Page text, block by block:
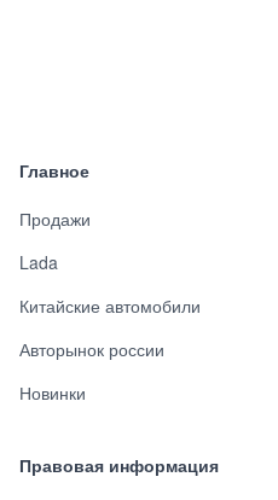
Главное
Продажи
Lada
Китайские автомобили
Авторынок россии
Новинки
Правовая информация